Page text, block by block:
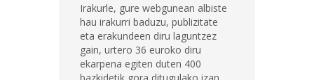
Irakurle, gure webgunean albiste
hau irakurri baduzu, publizitate
eta erakundeen diru laguntzez
gain, urtero 36 euroko diru
ekarpena egiten duten 400